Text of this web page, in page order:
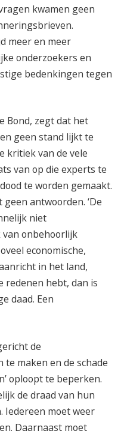
kwamen geen
meer en meer
onderzoekers en
bedenkingen tegen
Bond, zegt dat het
geen stand lijkt te
kritiek van de vele
van op die experts te
te worden gemaakt.
antwoorden. ‘De
niet
van onbehoorlijk
economische,
in het land,
redenen hebt, dan is
daad. Een
de
maken en de schade
oploopt te beperken.
de draad van hun
Iedereen moet weer
Daarnaast moet